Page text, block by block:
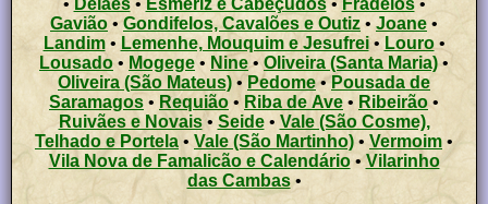
• Delães• Esmeriz e Cabeçudos • Fradelos•
Gavião •Gondifelos, Cavalões e Outiz • Joane •
Landim• Lemenhe, Mouquim e Jesufrei• Louro•
Lousado • Mogege • Nine• Oliveira (Santa Maria) •
Oliveira (São Mateus) •Pedome•Pousada de
Saramagos • Requião • Riba de Ave • Ribeirão •
Ruivães e Novais• Seide• Vale (São Cosme),
Telhado e Portela • Vale (São Martinho) • Vermoim •
Vila Nova de Famalicão e Calendário•Vilarinho
das Cambas•